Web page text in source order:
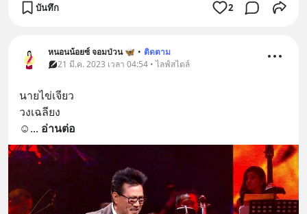
บันทึก 2
หนอนน้อยซ์ จอมป่วน 🦋 • ติดตาม
21 มี.ค. 2023 เวลา 04:54 • ไลฟ์สไตล์
นายไข่เจียว
วงเฉลียง
☺️... อ่านต่อ